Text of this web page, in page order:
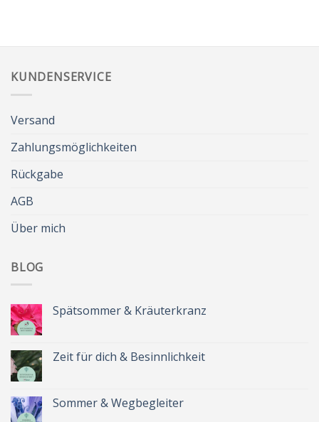
KUNDENSERVICE
Versand
Zahlungsmöglichkeiten
Rückgabe
AGB
Über mich
BLOG
Spätsommer & Kräuterkranz
Spätsommer
&
Zeit für dich & Besinnlichkeit
Zeit
für
Sommer & Wegbegleiter